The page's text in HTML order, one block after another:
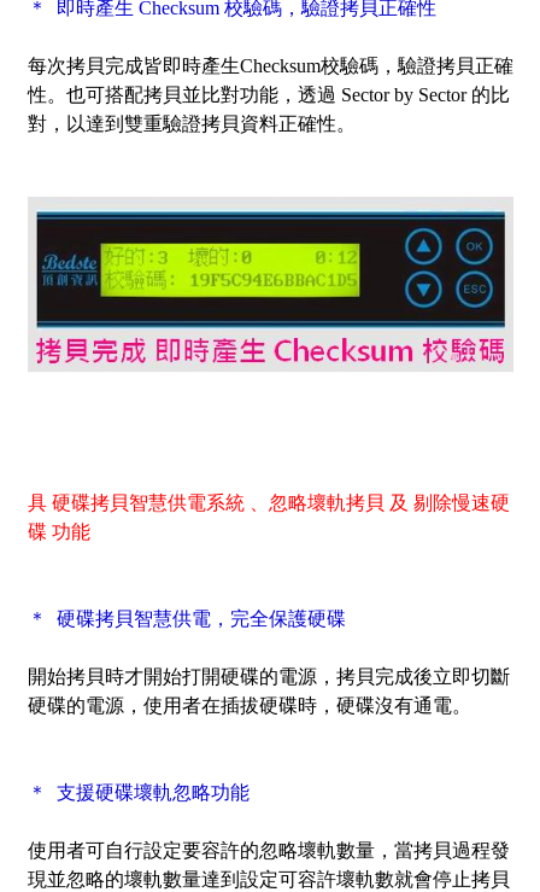
＊ 即時產生 Checksum 校驗碼，驗證拷貝正確性
每次拷貝完成皆即時產生Checksum校驗碼，驗證拷貝正確
性。也可搭配拷貝並比對功能，透過 Sector by Sector 的比
對，以達到雙重驗證拷貝資料正確性。
具 硬碟拷貝智慧供電系統 、忽略壞軌拷貝 及 剔除慢速硬
碟 功能
＊ 硬碟拷貝智慧供電，完全保護硬碟
開始拷貝時才開始打開硬碟的電源，拷貝完成後立即切斷
硬碟的電源，使用者在插拔硬碟時，硬碟沒有通電。
＊ 支援硬碟壞軌忽略功能
使用者可自行設定要容許的忽略壞軌數量，當拷貝過程發
現並忽略的壞軌數量達到設定可容許壞軌數就會停止拷貝